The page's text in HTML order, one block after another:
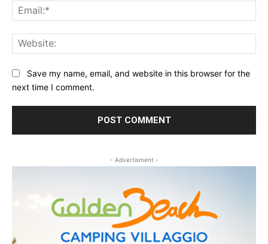
Save my name, email, and website in this browser for the
next time I comment.
- Advertisment -